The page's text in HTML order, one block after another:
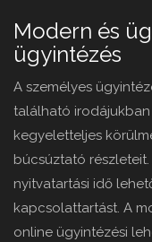
Modern és
ügyintézés
A személyes
található
kegyeletteljes
búcsúztató
nyitvatartási idő
kapcsolattartást. A
online ügyintézési